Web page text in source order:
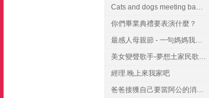
Cats and dogs meeting babies for the first time
你們畢業典禮要表演什麼？
最感人母親節 - 一句媽媽我愛你
美女變聲歌手-夢想土家民歌傳遍世界
經理.晚上來我家吧
爸爸接獲自己要當阿公的消息，反應史上最可愛!!!